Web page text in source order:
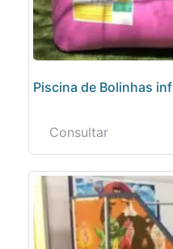
Piscina de Bolinhas
Consultar